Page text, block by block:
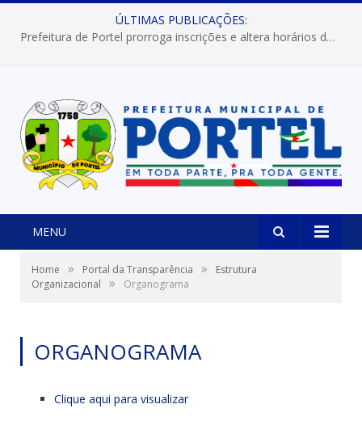
ÚLTIMAS PUBLICAÇÕES:
Prefeitura de Portel prorroga inscrições e altera horários dos concursos “Musa” e “Miss Mix Verão 2026”
MENU
Home » Portal da Transparência »
Estrutura
Organizacional
» Organograma
ORGANOGRAMA
Clique aqui para visualizar